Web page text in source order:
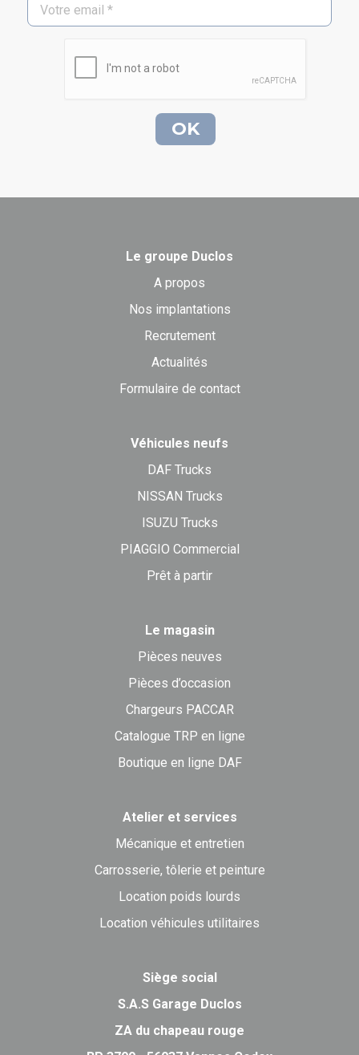
Le groupe Duclos
A propos
Nos implantations
Recrutement
Actualités
Formulaire de contact
Véhicules neufs
DAF Trucks
NISSAN Trucks
ISUZU Trucks
PIAGGIO Commercial
Prêt à partir
Le magasin
Pièces neuves
Pièces d’occasion
Chargeurs PACCAR
Catalogue TRP en ligne
Boutique en ligne DAF
Atelier et services
Mécanique et entretien
Carrosserie, tôlerie et peinture
Location poids lourds
Location véhicules utilitaires
Siège social
S.A.S Garage Duclos
ZA du chapeau rouge